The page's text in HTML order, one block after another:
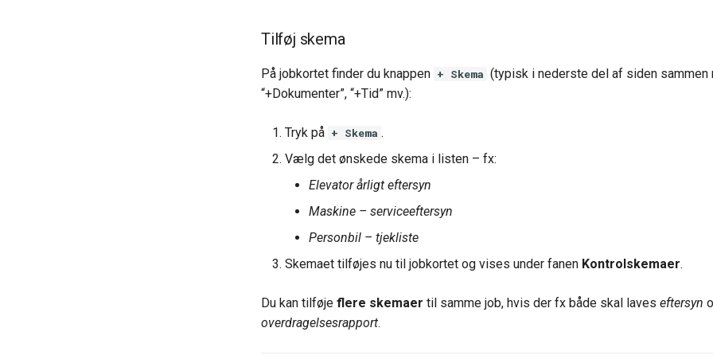
Tilføj skema
På jobkortet finder du knappen + Skema (typisk i nederste del af siden sammen
“+Dokumenter”, “+Tid” mv.):
Tryk på + Skema .
Vælg det ønskede skema i listen – fx:
Elevator årligt eftersyn
Maskine – serviceeftersyn
Personbil – tjekliste
Skemaet tilføjes nu til jobkortet og vises under fanen Kontrolskemaer.
Du kan tilføje flere skemaer til samme job, hvis der fx både skal laves eftersyn
overdragelsesrapport.